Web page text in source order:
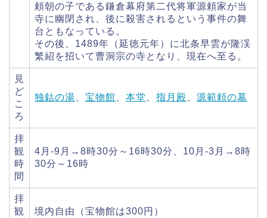
頼朝の子である鎌倉幕府第二代将軍源頼家が当
寺に幽閉され、後に殺害されるという事件の舞
台ともなっている。
その後、1489年（延徳元年）に北条早雲が隆渓
繁紹を招いて曹洞宗の寺となり、現在へ至る。
見
ど
こ
ろ
独鈷の湯 宝物館 本堂 指月殿 源範頼の墓
拝
観
時
間
4月-9月→8時30分～16時30分、10月-3月→8時
30分～16時
拝
観
境内自由（宝物館は300円）